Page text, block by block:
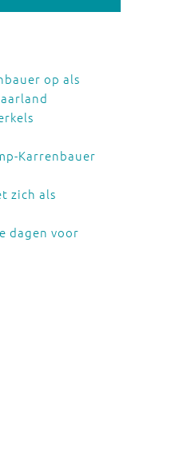
op als
Karrenbauer
zich als
dagen voor